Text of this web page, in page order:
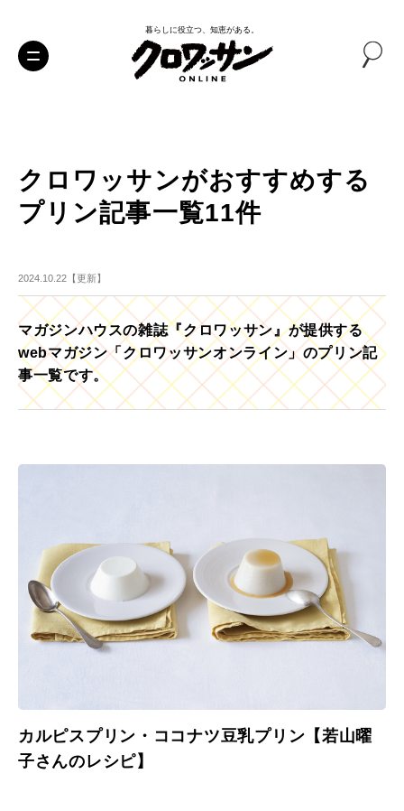
暮らしに役立つ、知恵がある。
クロワッサンがおすすめする
プリン記事一覧11件
2024.10.22【更新】
マガジンハウスの雑誌『クロワッサン』が提供する
webマガジン「クロワッサンオンライン」のプリン記
事一覧です。
カルピスプリン・ココナツ豆乳プリン【若山曜
子さんのレシピ】